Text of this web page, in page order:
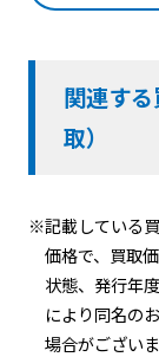
関連す
取）
※記載している
価格で、買取
状態、発行年
により同名の
場合がござい